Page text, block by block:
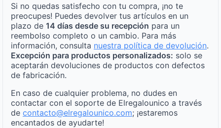
Si no quedas satisfecho con tu compra, ¡no te
preocupes! Puedes devolver tus artículos en un
plazo de 14 días desde su recepción para un
reembolso completo o un cambio. Para más
información, consulta nuestra política de devolución.
Excepción para productos personalizados: solo se
aceptarán devoluciones de productos con defectos
de fabricación.
En caso de cualquier problema, no dudes en
contactar con el soporte de Elregalounico a través
de contacto@elregalounico.com; ¡estaremos
encantados de ayudarte!